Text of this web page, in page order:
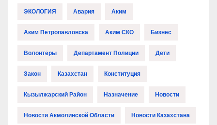
ЭКОЛОГИЯ Авария Аким
Аким Петропавловска Аким СКО Бизнес
Волонтёры Департамент Полиции Дети
Закон Казахстан Конституция
Кызылжарский Район Назначение Новости
Новости Акмолинской Области Новости Казахстана